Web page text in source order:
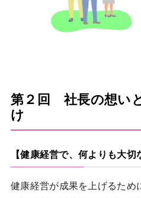
第２回 社長の想い
け
【健康経営で、何よりも大切
健康経営が成果を上げるため